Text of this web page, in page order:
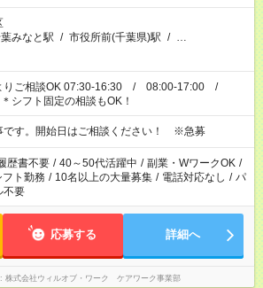
みなと駅 / 市役所前(千葉県)駅 / …
りご相談OK 07:30-16:30 / 08:00-17:00 /
シフト固定の相談もOK！
です。開始日はご相談ください！ ※急募
歴書不要 / 40～50代活躍中 / 副業・WワークOK /
フト勤務 / 10名以上の大量募集 / 電話対応なし / パ
不要
応募する 詳細へ
株式会社ウィルオブ・ワーク ケアワーク事業部